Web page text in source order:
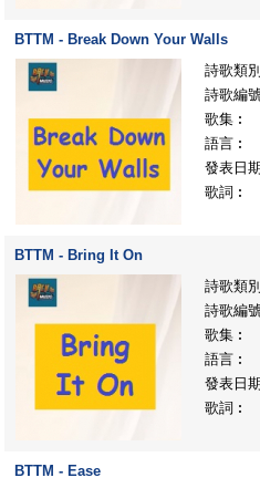
BTTM - Break Down Your Walls
詩歌類
詩歌編
歌集︰
語言︰
發表日
歌詞︰
BTTM - Bring It On
詩歌類
詩歌編
歌集︰
語言︰
發表日
歌詞︰
BTTM - Ease